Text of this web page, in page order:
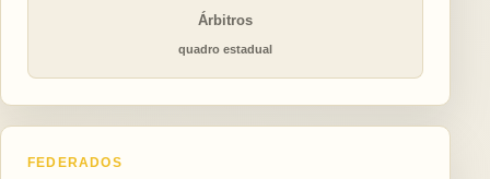
Árbitros
quadro estadual
FEDERADOS